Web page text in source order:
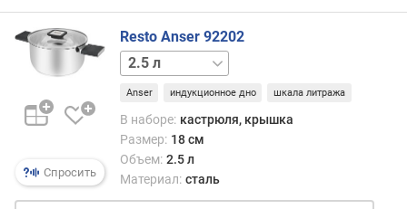
и
д
е
в
Спросить
Resto Anser 92202
1.6 л 3.2 л 5.8 л
Anser индукционное дно шкала литража
В наборе: кастрюля, крышка
Размер: 18 см
Объем: 2.5 л
Материал: сталь